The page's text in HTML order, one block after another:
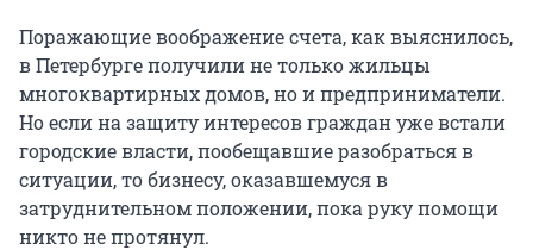
Поражающие воображение счета, как выяснилось,
в Петербурге получили не только жильцы
многоквартирных домов, но и предприниматели.
Но если на защиту интересов граждан уже встали
городские власти, пообещавшие разобраться в
ситуации, то бизнесу, оказавшемуся в
затруднительном положении, пока руку помощи
никто не протянул.